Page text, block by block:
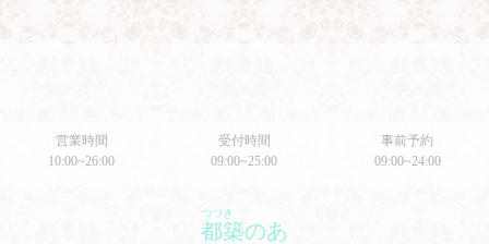
営業時間
10:00~26:00
受付時間
09:00~25:00
事前予約
09:00~24:00
都築のあ
つづき